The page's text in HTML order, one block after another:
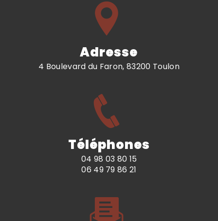
Adresse
4 Boulevard du Faron, 83200 Toulon
Téléphones
04 98 03 80 15
06 49 79 86 21